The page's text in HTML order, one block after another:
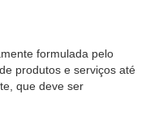
formulada pelo
produtos e serviços até
que deve ser